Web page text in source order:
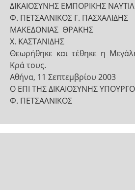
ΔΙΚΑΙΟΣΥΝΗΣ ΕΜΠΟΡΙΚΗΣ
Φ. ΠΕΤΣΑΛΝΙΚΟΣ Γ. ΠΑΣΧΑΛΙΔΗΣ
ΜΑΚΕΔΟΝΙΑΣ ­ ΘΡΑΚΗΣ
Χ. ΚΑΣΤΑΝΙΔΗΣ
Θεωρήθηκε και τέθηκε η
Κρά­ τους.
Αθήνα, 11 Σεπτεμβρίου 2003
Ο ΕΠΙ ΤΗΣ ΔΙΚΑΙΟΣΥΝΗΣ
Φ. ΠΕΤΣΑΛΝΙΚΟΣ